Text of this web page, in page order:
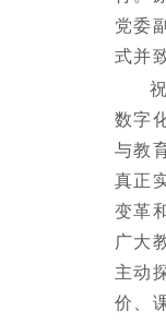
党委
式并
数字
与教
真正
变革
广大
主动
价、